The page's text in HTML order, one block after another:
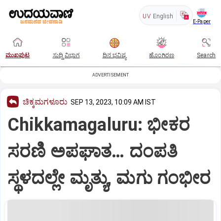
UV English
E-Paper
ಮುಖಪುಟ ಸುದ್ದಿ ವಿಭಾಗ ದಿನ ಭವಿಷ್ಯ ಹೊಂಗಿರಣ Search
ADVERTISEMENT
ಚಿಕ್ಕಮಗಳೂರು SEP 13, 2023, 10:09 AM IST
Chikkamagaluru: ಭೀಕರ
ಸರಣಿ ಅಪಘಾತ… ದಂಪತಿ
ಸ್ಥಳದಲ್ಲೇ ಮೃತ್ಯು, ಮಗು ಗಂಭೀರ